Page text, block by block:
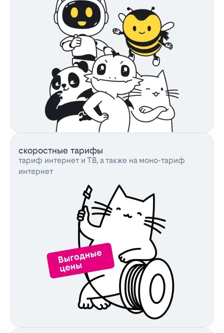
скоростные тарифы
тариф интернет и ТВ, а также на моно-тариф
интернет